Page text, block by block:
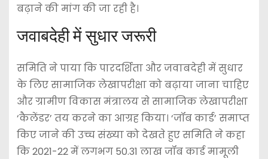
बढ़ाने की मांग की जा रही है।
जवाबदेही में सुधार जरूरी
समिति ने पाया कि पारदर्शिता और जवाबदेही में सुधार
के लिए सामाजिक लेखापरीक्षा को बढ़ाया जाना चाहिए
और ग्रामीण विकास मंत्रालय से सामाजिक लेखापरीक्षा
‘कैलेंडर’ तय करने का आग्रह किया। ‘जॉब कार्ड’ समाप्त
किए जाने की उच्च संख्या को देखते हुए समिति ने कहा
कि 2021-22 में लगभग 50.31 लाख जॉब कार्ड मामूली